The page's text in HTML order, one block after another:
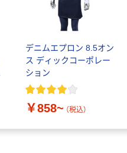
デニムエプロン 8.5オン
ス ディックコーポレー
ション
￥858~ （税込）